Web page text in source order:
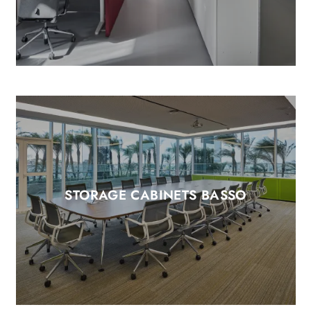
STORAGE CABINETS BASSO